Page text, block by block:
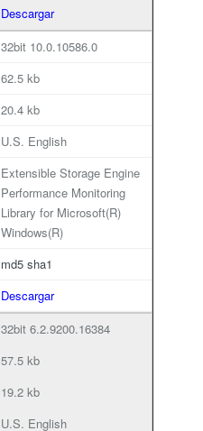
Descargar
32bit 10.0.10586.0
62.5 kb
20.4 kb
U.S. English
Extensible Storage Engine
Performance Monitoring
Library for Microsoft(R)
Windows(R)
md5 sha1
Descargar
32bit 6.2.9200.16384
57.5 kb
19.2 kb
U.S. English